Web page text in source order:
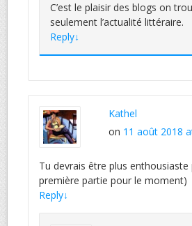
C’est le plaisir des blogs on
seulement l’actualité littéraire.
Reply↓
Kathel
on 11 août 2018
Tu devrais être plus
première partie pour le moment)
Reply↓